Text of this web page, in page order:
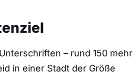
– rund 150 mehr
in einer Stadt der Größe